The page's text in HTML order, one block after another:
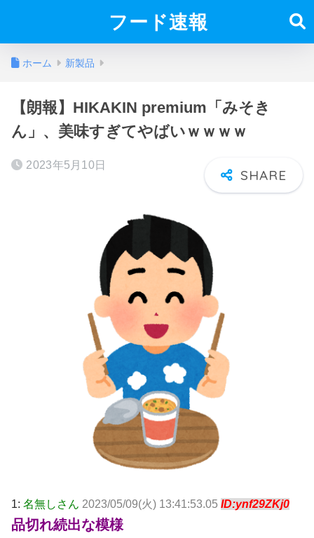
フード速報
ホーム 新製品
【朗報】HIKAKIN premium「みそき
ん」、美味すぎてやばいｗｗｗｗ
2023年5月10日
1: 名無しさん 2023/05/09(火) 13:41:53.05 ID:ynf29ZKj0
品切れ続出な模様